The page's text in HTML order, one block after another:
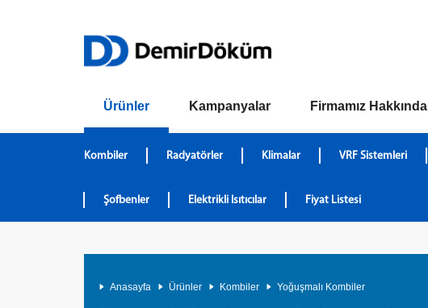
Ürünler
Kombiler Radyatörler Klimalar VRF Sistemleri
Şofbenler Elektrikli Isıtıcılar Fiyat Listesi
Kampanyalar Firmamız Hakkında
Anasayfa Ürünler Kombiler Yoğuşmalı Kombiler